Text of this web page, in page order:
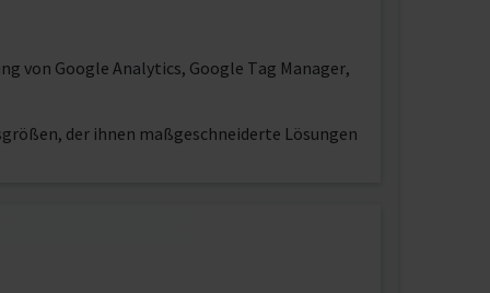
von Google Analytics, Google Tag Manager,
der ihnen maßgeschneiderte Lösungen